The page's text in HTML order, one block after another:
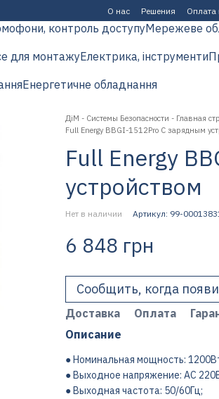
О нас Решения Оплата
контроль доступуМережеве
для монтажуЕлектрика, інструменти
Енергетичне обладнання
ДіМ - Системы Безопасности - Главная
Full Energy BBGI-1512Pro С зарядным
Full Energy
устройством
Нет в наличии Артикул: 99-
6 848 грн
Сообщить, когда
Доставка Оплата
Описание
● Номинальная мощность:
● Выходное напряжение: AC
● Выходная частота: 50/60Гц;